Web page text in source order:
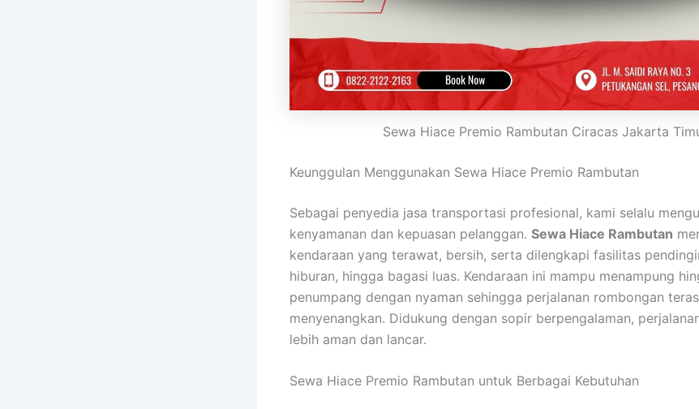
Sewa Hiace Premio Rambutan Ciracas Jakarta
Keunggulan Menggunakan Sewa Hiace Premio Rambutan
Sebagai penyedia jasa transportasi profesional, kami selalu
kenyamanan dan kepuasan pelanggan. Sewa Hiace Rambutan
kendaraan yang terawat, bersih, serta dilengkapi fasilitas
hiburan, hingga bagasi luas. Kendaraan ini mampu menampung
penumpang dengan nyaman sehingga perjalanan rombongan
menyenangkan. Didukung dengan sopir berpengalaman,
lebih aman dan lancar.
Sewa Hiace Premio Rambutan untuk Berbagai Kebutuhan